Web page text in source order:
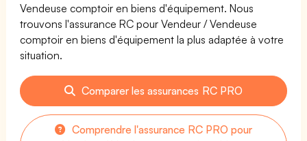
Vendeuse comptoir en biens d'équipement. Nous
trouvons l'assurance RC pour Vendeur / Vendeuse
comptoir en biens d'équipement la plus adaptée à votre
situation.
Comparer les assurances RC PRO
Comprendre l'assurance RC PRO pour